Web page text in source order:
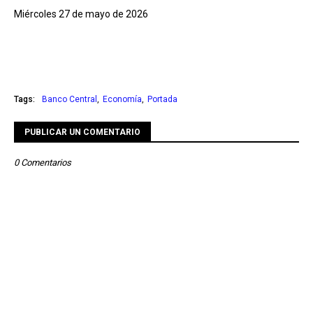
Miércoles 27 de mayo de 2026
Tags: Banco Central Economía Portada
PUBLICAR UN COMENTARIO
0 Comentarios